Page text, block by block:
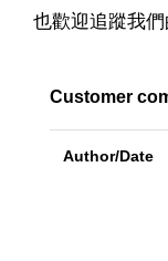
也歡迎追蹤我
Customer
Author/Date